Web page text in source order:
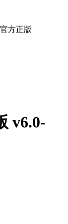
方正版
v6.0-